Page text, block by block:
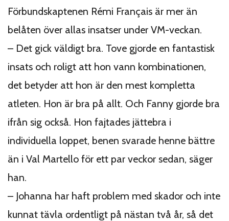
Förbundskaptenen Rémi Français är mer än
belåten över allas insatser under VM-veckan.
– Det gick väldigt bra. Tove gjorde en fantastisk
insats och roligt att hon vann kombinationen,
det betyder att hon är den mest kompletta
atleten. Hon är bra på allt. Och Fanny gjorde bra
ifrån sig också. Hon fajtades jättebra i
individuella loppet, benen svarade henne bättre
än i Val Martello för ett par veckor sedan, säger
han.
– Johanna har haft problem med skador och inte
kunnat tävla ordentligt på nästan två år, så det